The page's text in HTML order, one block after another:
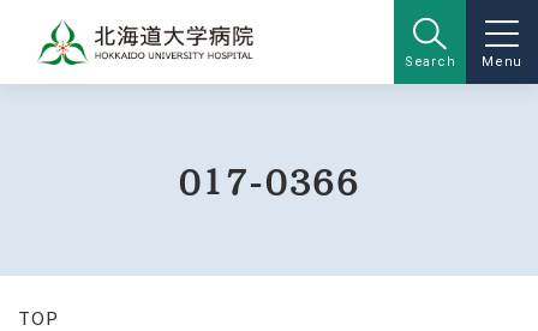
Search Menu
017-0366
TOP